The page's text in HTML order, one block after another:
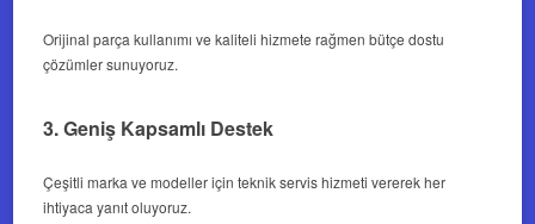
Orijinal parça kullanımı ve kaliteli hizmete rağmen bütçe dostu
çözümler sunuyoruz.
3. Geniş Kapsamlı Destek
Çeşitli marka ve modeller için teknik servis hizmeti vererek her
ihtiyaca yanıt oluyoruz.